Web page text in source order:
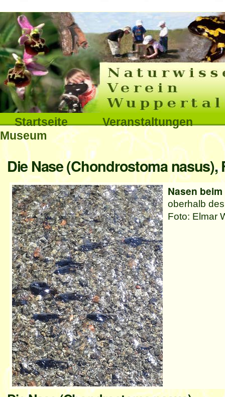
Direkt
zum
Inhalt
|
Direkt
zur
Navigation
Sektionen
Startseite
Veranstaltungen
Museum
Benutzerspezifische
Werkzeuge
Interna
Die Nase (Chondrostoma nasus),
Nasen
oberhalb
Foto: Elmar